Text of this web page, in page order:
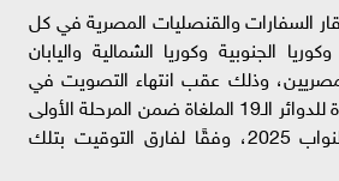
السفارات والقنصليات المصرية في كل
الجنوبية وكوريا الشمالية واليابان
المصريين، وذلك عقب انتهاء التصويت في
اليوم الأول لجولة الإعادة للدوائر الـ19 الملغاة ضمن المرحلة الأولى
من انتخابات مجلس النواب 2025، وفقًا لفارق التوقيت بتلك